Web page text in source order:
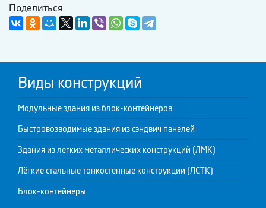
Поделиться
Виды конструкций
Модульные здания из блок-контейнеров
Быстровозводимые здания из сэндвич панелей
Здания из легких металлических конструкций (ЛМК)
Лёгкие стальные тонкостенные конструкции (ЛСТК)
Блок-контейнеры